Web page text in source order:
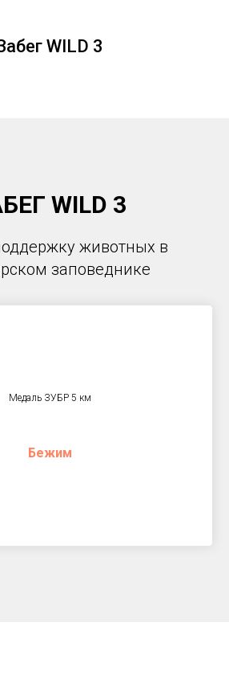
WILD 3
WILD 3
животных в
заповеднике
Медаль ЗУБР 5 км
Бежим